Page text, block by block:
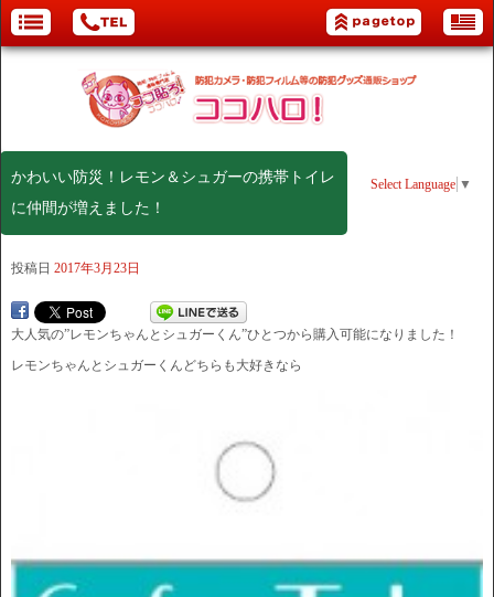
Select Language ▼
かわいい防災！レモン＆シュガーの携帯トイレ
に仲間が増えました！
投稿日 2017年3月23日
大人気の”レモンちゃんとシュガーくん”ひとつから購入可能になりました！
レモンちゃんとシュガーくんどちらも大好きなら